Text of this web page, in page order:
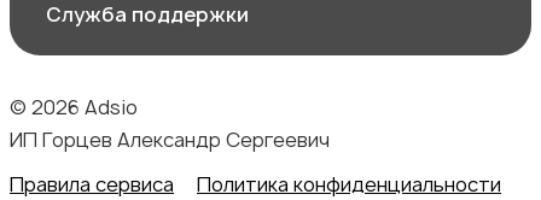
Служба поддержки
© 2026 Adsio
ИП Горцев Александр Сергеевич
Правила сервиса
Политика конфиденциальности